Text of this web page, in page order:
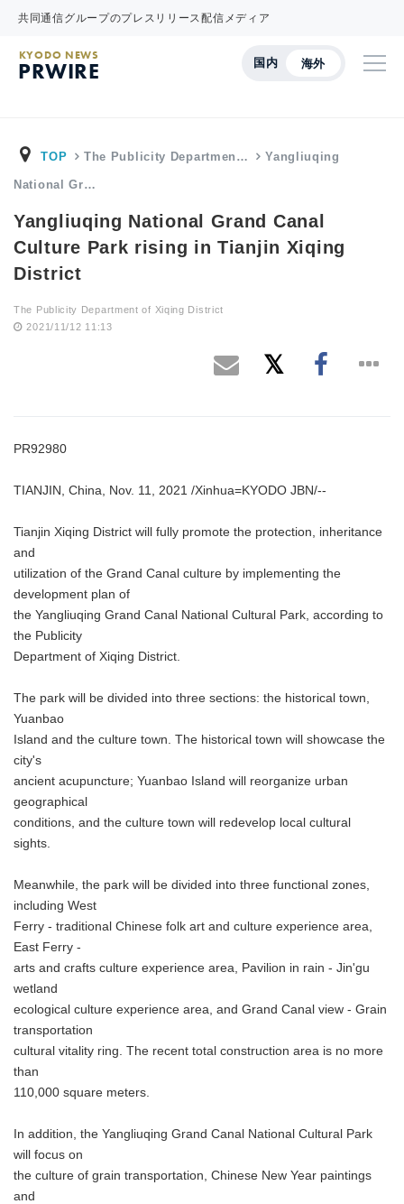
共同通信グループのプレスリリース配信メディア
国内 海外
KYODO NEWS
PRWIRE
TOP The Publicity Departmen… Yangliuqing
National Gr…
Yangliuqing National Grand Canal
Culture Park rising in Tianjin Xiqing
District
The Publicity Department of Xiqing District
2021/11/12 11:13
PR92980
TIANJIN, China, Nov. 11, 2021 /Xinhua=KYODO JBN/--
Tianjin Xiqing District will fully promote the protection, inheritance
and
utilization of the Grand Canal culture by implementing the
development plan of
the Yangliuqing Grand Canal National Cultural Park, according to
the Publicity
Department of Xiqing District.
The park will be divided into three sections: the historical town,
Yuanbao
Island and the culture town. The historical town will showcase the
city's
ancient acupuncture; Yuanbao Island will reorganize urban
geographical
conditions, and the culture town will redevelop local cultural
sights.
Meanwhile, the park will be divided into three functional zones,
including West
Ferry - traditional Chinese folk art and culture experience area,
East Ferry -
arts and crafts culture experience area, Pavilion in rain - Jin'gu
wetland
ecological culture experience area, and Grand Canal view - Grain
transportation
cultural vitality ring. The recent total construction area is no more
than
110,000 square meters.
In addition, the Yangliuqing Grand Canal National Cultural Park
will focus on
the culture of grain transportation, Chinese New Year paintings
and